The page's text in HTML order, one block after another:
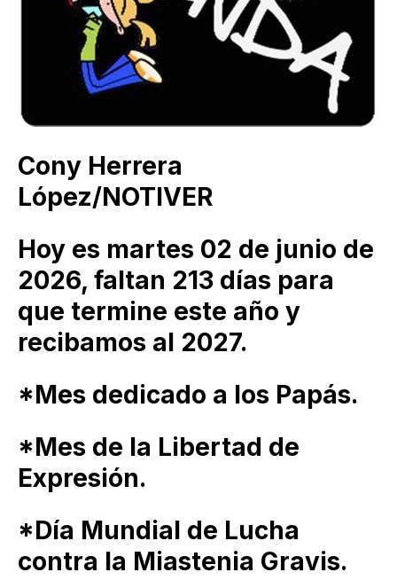
Cony Herrera
López/NOTIVER
Hoy es martes 02 de junio de
2026, faltan 213 días para
que termine este año y
recibamos al 2027.
*Mes dedicado a los Papás.
*Mes de la Libertad de
Expresión.
*Día Mundial de Lucha
contra la Miastenia Gravis.